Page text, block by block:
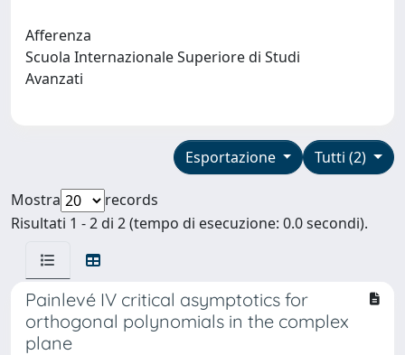
Afferenza
Scuola Internazionale Superiore di Studi
Avanzati
Tutti (2)
Esportazione
Mostra
records
Risultati 1 - 2 di 2 (tempo di esecuzione: 0.0 secondi).
Painlevé IV critical asymptotics for
orthogonal polynomials in the complex
plane